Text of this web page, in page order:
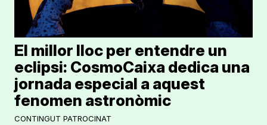
CONTINGUT PATROCINAT
El millor lloc per entendre un
eclipsi: CosmoCaixa dedica una
jornada especial a aquest
fenomen astronòmic